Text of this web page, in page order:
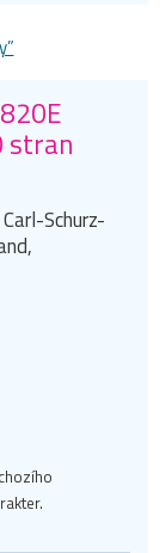
stran
Schurz-